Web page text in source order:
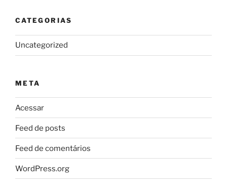
CATEGORIAS
Uncategorized
META
Acessar
Feed de posts
Feed de comentários
WordPress.org